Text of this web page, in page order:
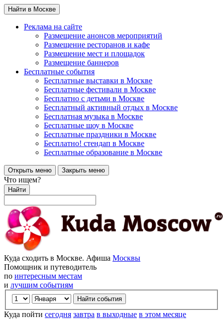
Найти в Москве
Реклама на сайте
Размещение анонсов мероприятий
Размещение ресторанов и кафе
Размещение мест и площадок
Размещение баннеров
Бесплатные события
Бесплатные выставки в Москве
Бесплатные фестивали в Москве
Бесплатно с детьми в Москве
Бесплатный активный отдых в Москве
Бесплатная музыка в Москве
Бесплатные шоу в Москве
Бесплатные праздники в Москве
Бесплатно! стендап в Москве
Бесплатные образование в Москве
Открыть меню Закрыть меню
Что ищем?
Найти
Куда сходить в Москве. Афиша Москвы
Помощник и путеводитель
по интересным местам
и лучшим событиям
Куда пойти сегодня завтра в выходные в этом месяце